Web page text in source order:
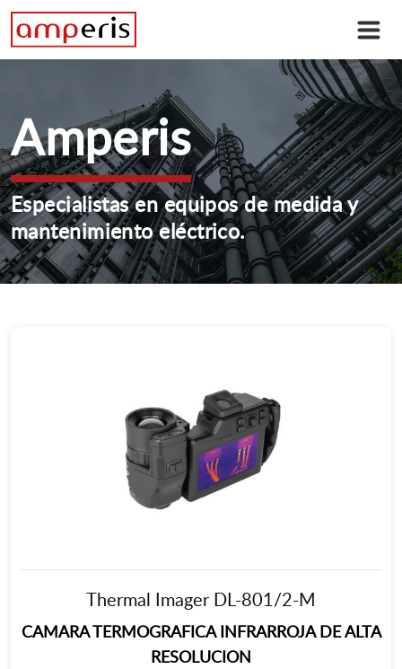
Amperis
Especialistas en equipos de medida y
mantenimiento eléctrico.
Thermal Imager DL-801/2-M
CAMARA TERMOGRAFICA INFRARROJA DE ALTA
RESOLUCION